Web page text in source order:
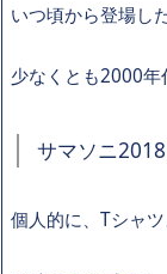
いつ頃から登場し
少なくとも2000年
サマソニ
個人的に、Tシャ